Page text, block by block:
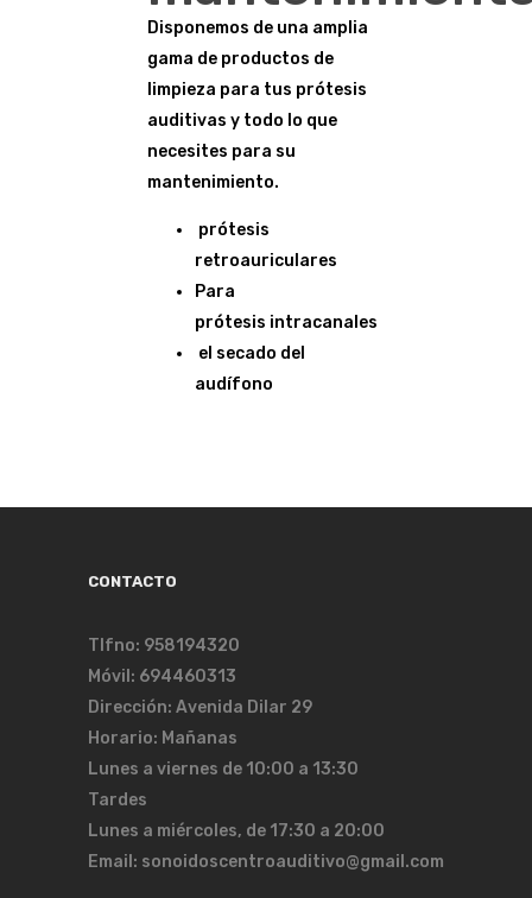
Disponemos de una amplia
gama de productos de
limpieza para tus prótesis
auditivas y todo lo que
necesites para su
mantenimiento.
prótesis
retroauriculares
Para
prótesis intracanales
el secado del
audífono
CONTACTO
Tlfno: 958194320
Móvil: 694460313
Dirección: Avenida Dilar 29
Horario: Mañanas
Lunes a viernes de 10:00 a 13:30
Tardes
Lunes a miércoles, de 17:30 a 20:00
Email: sonoidoscentroauditivo@gmail.com